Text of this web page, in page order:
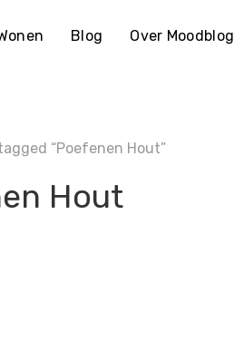
Blog Over Moodblog
“Poefenen Hout”
Hout